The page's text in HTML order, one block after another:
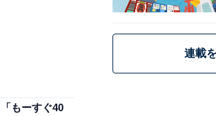
もーすぐ40
連載